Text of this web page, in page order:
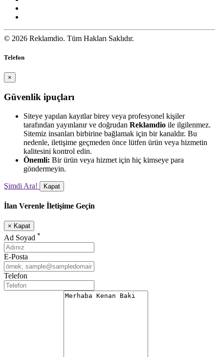
© 2026 Reklamdio. Tüm Hakları Saklıdır.
Telefon
×
Güvenlik ipuçları
Siteye yapılan kayıtlar birey veya profesyonel kişiler
tarafından yayınlanır ve doğrudan Reklamdio ile ilgilenmez.
Sitemiz insanları birbirine bağlamak için bir kanaldır. Bu
nedenle, iletişime geçmeden önce lütfen ürün veya hizmetin
kalitesini kontrol edin.
Önemli: Bir ürün veya hizmet için hiç kimseye para
göndermeyin.
Şimdi Ara! Kapat
İlan Verenle İletişime Geçin
× Kapat
Ad Soyad *
E-Posta
Telefon